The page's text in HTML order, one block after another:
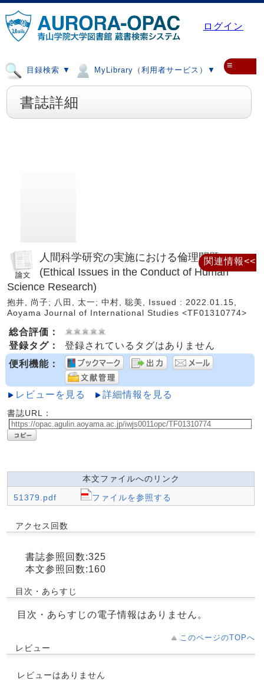
ログイン
目録検索 ▼ MyLibrary（利用者サービス）▼ ≡
書誌詳細
人間科学研究の実施における倫理問題
(Ethical Issues in the Conduct of Human
Science Research)
抱井, 尚子; 八田, 太一; 中村, 聡美, Issued : 2022.01.15,
Aoyama Journal of International Studies <TF01310774>
総合評価：
登録タグ：
登録されているタグはありません
便利機能：
レビューを見る 詳細情報を見る
書誌URL：
本文ファイルへのリンク
51379.pdf
ファイルを参照する
アクセス回数
書誌参照回数:325
本文参照回数:160
目次・あらすじ
目次・あらすじの電子情報はありません。
このページのTOPへ
レビュー
レビューはありません
関連情報<<